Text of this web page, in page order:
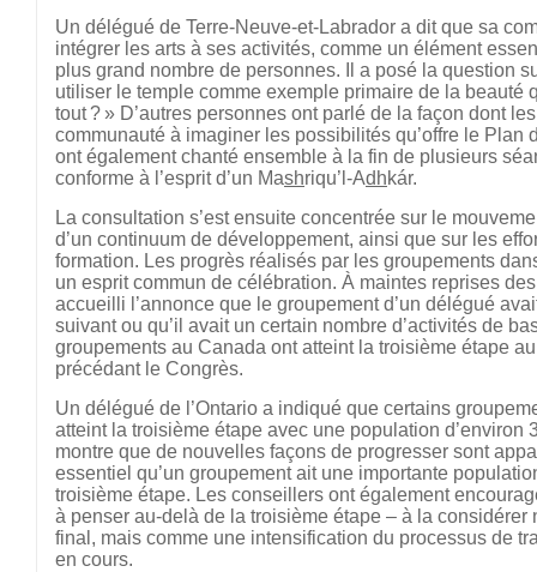
Un délégué de Terre-Neuve-et-Labrador a dit que sa
intégrer les arts à ses activités, comme un élément
plus grand nombre de personnes. Il a posé la question
utiliser le temple comme exemple primaire de la beauté
tout ? » D’autres personnes ont parlé de la façon dont
communauté à imaginer les possibilités qu’offre le Plan
ont également chanté ensemble à la fin de plusieurs
conforme à l’esprit d’un Mashriqu’l-Adhkár.
La consultation s’est ensuite concentrée sur le
d’un continuum de développement, ainsi que sur les
formation. Les progrès réalisés par les groupements
un esprit commun de célébration. À maintes reprises
accueilli l’annonce que le groupement d’un délégué
suivant ou qu’il avait un certain nombre d’activités de
groupements au Canada ont atteint la troisième étape
précédant le Congrès.
Un délégué de l’Ontario a indiqué que certains
atteint la troisième étape avec une population d’environ
montre que de nouvelles façons de progresser sont
essentiel qu’un groupement ait une importante
troisième étape. Les conseillers ont également
à penser au-delà de la troisième étape – à la considérer
final, mais comme une intensification du processus de
en cours.